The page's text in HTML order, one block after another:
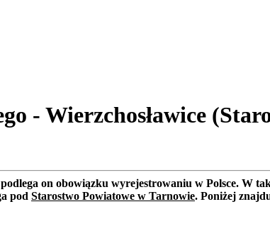
- Wierzchosławice
on obowiązku wyrejestrowaniu w Polsce. W
pod Starostwo Powiatowe w Tarnowie. Poniżej